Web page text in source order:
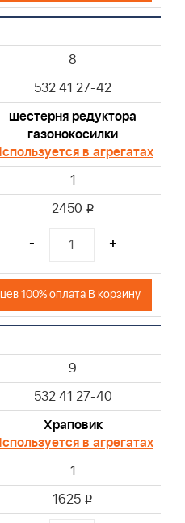
8
532 41 27-42
шестерня редуктора
газонокосилки
в агрегатах
1
2450 i
- +
100% оплата В корзину
9
532 41 27-40
Храповик
в агрегатах
1
1625 i